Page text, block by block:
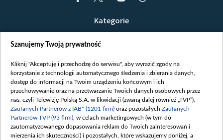
Kategorie
Opinie
Białoruś / Polska
Czytelnia
Centrum Europy
O nas
Kontakt
Szanujemy Twoją prywatność
Kliknij "Akceptuję i przechodzę do serwisu", aby wyrazić zgody na
korzystanie z technologii automatycznego śledzenia i zbierania danych,
dostęp do informacji na Twoim urządzeniu końcowym i ich
przechowywanie oraz na przetwarzanie Twoich danych osobowych przez
nas, czyli Telewizję Polską S.A. w likwidacji (zwaną dalej również „TVP”),
Zaufanych Partnerów z IAB* (1201 firm) oraz pozostałych Zaufanych
Partnerów TVP (93 firm) , w celach marketingowych (w tym do
zautomatyzowanego dopasowania reklam do Twoich zainteresowań i
mierzenia ich skuteczności) i pozostałych, które wskazujemy poniżej, a